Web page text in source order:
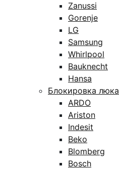
Zanussi
Gorenje
LG
Samsung
Whirlpool
Bauknecht
Hansa
Блокировка люка
ARDO
Ariston
Indesit
Beko
Blomberg
Bosch